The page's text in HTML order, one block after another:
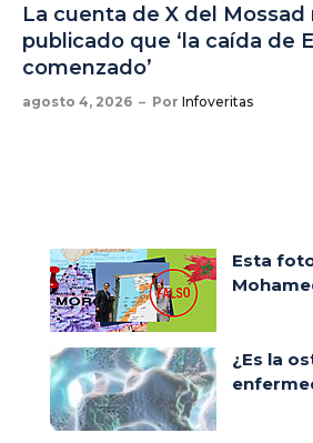
La cuenta de X del Mossad
publicado que ‘la caída de
comenzado’
agosto 4, 2026 Por Infoveritas
Esta
¿Es la